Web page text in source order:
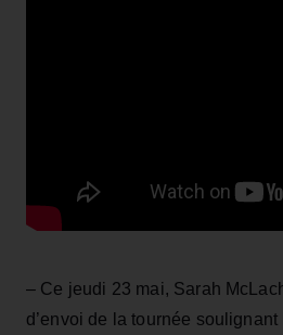
– Ce jeudi 23 mai, Sarah
d’envoi de la tournée